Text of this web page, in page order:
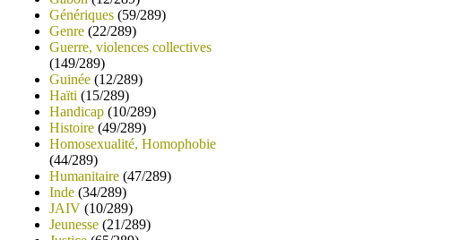
Génériques (59/289)
Genre (22/289)
Guerre, violences collectives
(149/289)
Guinée (12/289)
Haïti (15/289)
Handicap (10/289)
Histoire (49/289)
Homosexualité, Homophobie
(44/289)
Humanitaire (47/289)
Inde (34/289)
JAIV (10/289)
Jeunesse (21/289)